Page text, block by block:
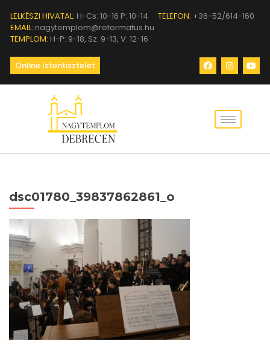
LELKÉSZI HIVATAL: H-Cs: 10-16 P: 10-14 TELEFON: +36-52/614-160
EMAIL: nagytemplom@reformatus.hu
TEMPLOM: H-P: 9-18, Sz: 9-13, V: 12-16
Online Istentisztelet
dsc01780_39837862861_o